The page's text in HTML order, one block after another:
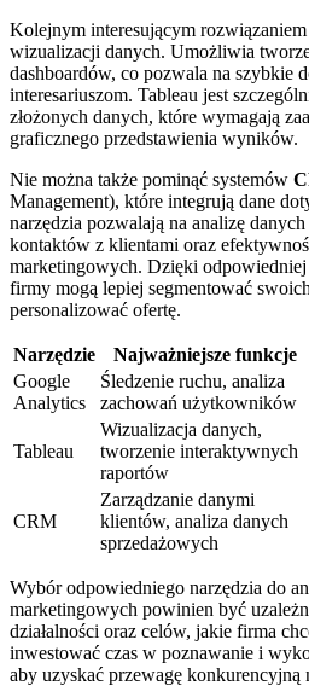
Kolejnym interesującym rozwiązaniem
wizualizacji danych. Umożliwia
dashboardów, co pozwala na szybkie
interesariuszom. Tableau jest
złożonych danych, które wymagają
graficznego przedstawienia wyników.
Nie można także pominąć systemów
Management), które integrują dane
narzędzia pozwalają na analizę
kontaktów z klientami oraz
marketingowych. Dzięki
firmy mogą lepiej segmentować
personalizować ofertę.
Narzędzie Najważniejsze funkcje
Google
Analytics
Śledzenie ruchu, analiza
zachowań użytkowników
Tableau
Wizualizacja danych,
tworzenie interaktywnych
raportów
CRM
Zarządzanie danymi
klientów, analiza danych
sprzedażowych
Wybór odpowiedniego narzędzia do
marketingowych powinien być
działalności oraz celów, jakie firma
inwestować czas w poznawanie i
aby uzyskać przewagę konkurencyjną